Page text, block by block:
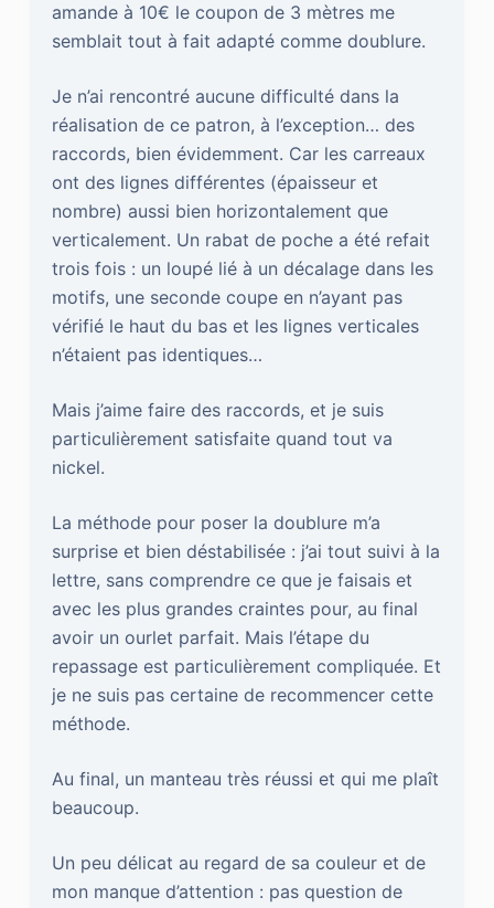
amande à 10€ le coupon de 3 mètres me
semblait tout à fait adapté comme doublure.
Je n’ai rencontré aucune difficulté dans la
réalisation de ce patron, à l’exception… des
raccords, bien évidemment. Car les carreaux
ont des lignes différentes (épaisseur et
nombre) aussi bien horizontalement que
verticalement. Un rabat de poche a été refait
trois fois : un loupé lié à un décalage dans les
motifs, une seconde coupe en n’ayant pas
vérifié le haut du bas et les lignes verticales
n’étaient pas identiques…
Mais j’aime faire des raccords, et je suis
particulièrement satisfaite quand tout va
nickel.
La méthode pour poser la doublure m’a
surprise et bien déstabilisée : j’ai tout suivi à la
lettre, sans comprendre ce que je faisais et
avec les plus grandes craintes pour, au final
avoir un ourlet parfait. Mais l’étape du
repassage est particulièrement compliquée. Et
je ne suis pas certaine de recommencer cette
méthode.
Au final, un manteau très réussi et qui me plaît
beaucoup.
Un peu délicat au regard de sa couleur et de
mon manque d’attention : pas question de